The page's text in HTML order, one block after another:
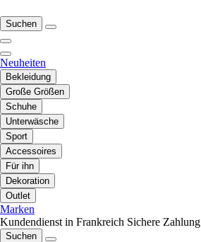
Suchen
Neuheiten
Bekleidung
Große Größen
Schuhe
Unterwäsche
Sport
Accessoires
Für ihn
Dekoration
Outlet
Marken
Kundendienst in Frankreich Sichere Zahlung
Suchen